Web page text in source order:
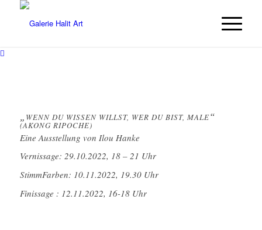
„ WENN DU WISSEN WILLST, WER DU BIST, MALE“
(AKONG RIPOCHE)
Eine Ausstellung von Ilou Hanke
Vernissage: 29.10.2022, 18 – 21 Uhr
StimmFarben: 10.11.2022, 19.30 Uhr
Finissage : 12.11.2022, 16-18 Uhr